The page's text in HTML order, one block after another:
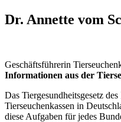
Dr. Annette vom
Geschäftsführerin
Informationen aus der
Das Tiergesundheitsgesetz
Tierseuchenkassen in
diese Aufgaben für jedes